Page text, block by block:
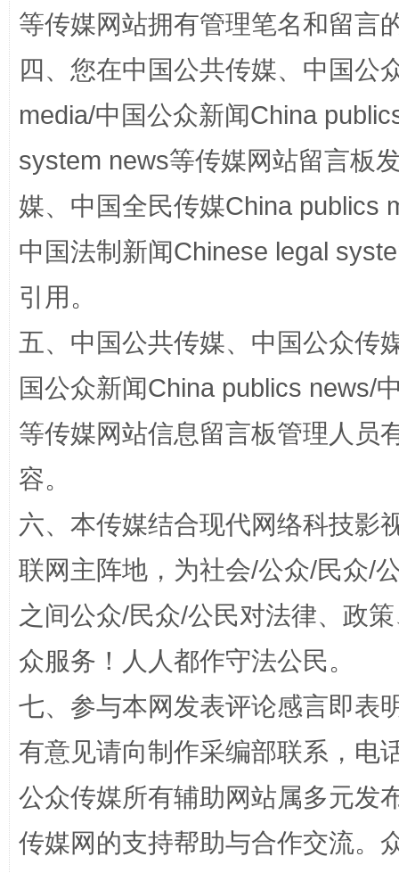
完善运行机制助力责任有效落实
千年窑火 生生不息 一
等传媒网站拥有管理笔名和留言
四、您在中国公共传媒、中国公
media/中国公众新闻China
system news等传媒网站留言板
媒、中国全民传媒China publics
中国法制新闻Chinese legal
引用。
五、中国公共传媒、中国公众传
国公众新闻China publics news/
等传媒网站信息留言板管理人员
容。
六、本传媒结合现代网络科技影
联网主阵地，为社会/公众/民众/
之间公众/民众/公民对法律、政
众服务！人人都作守法公民。
七、参与本网发表评论感言即表
有意见请向制作采编部联系，电
公众传媒所有辅助网站属多元发
传媒网的支持帮助与合作交流。